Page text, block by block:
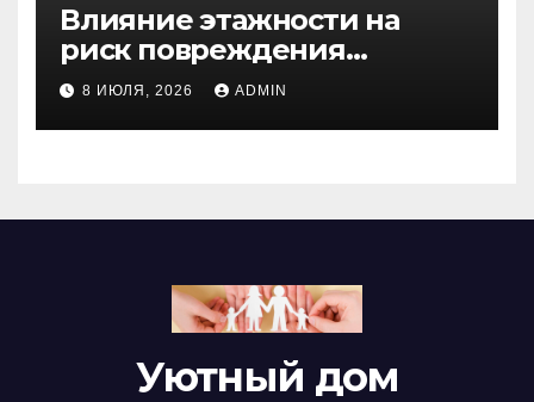
Влияние этажности на
риск повреждения
недвижимости
8 ИЮЛЯ, 2026 ADMIN
Уютный дом